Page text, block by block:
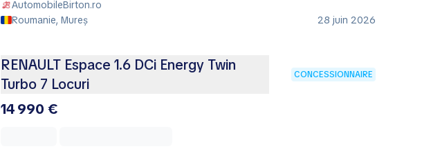
AutomobileBirton.ro
Roumanie, Mureș
28 juin 2026
RENAULT Espace 1.6 DCi Energy Twin
Turbo 7 Locuri
CONCESSIONNAIRE
14 990 €